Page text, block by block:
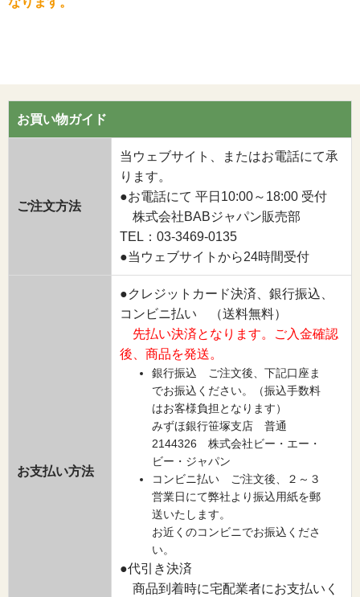
お買い物ガイド
ご注文方法
当ウェブサイト、またはお電話にて承
ります。
●お電話にて 平日10:00～18:00 受付
株式会社BABジャパン販売部
TEL：03-3469-0135
●当ウェブサイトから24時間受付
お支払い方法
●クレジットカード決済、銀行振込、
コンビニ払い （送料無料）
先払い決済となります。ご入金確認
後、商品を発送。
銀行振込 ご注文後、下記口座ま
でお振込ください。（振込手数料
はお客様負担となります）
みずほ銀行笹塚支店 普通
2144326 株式会社ビー・エー・
ビー・ジャパン
コンビニ払い ご注文後、２～３
営業日にて弊社より振込用紙を郵
送いたします。
お近くのコンビニでお振込くださ
い。
●代引き決済
商品到着時に宅配業者にお支払いく